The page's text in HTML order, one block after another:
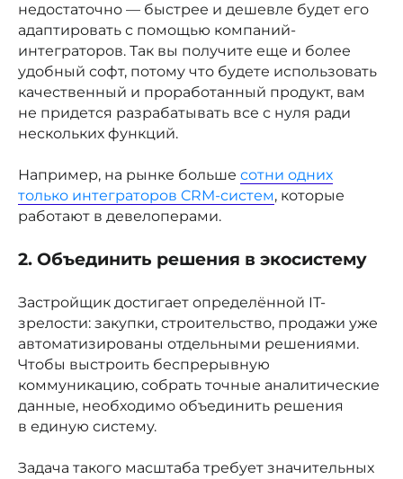
недостаточно — быстрее и дешевле будет его
адаптировать с помощью компаний-
интеграторов. Так вы получите еще и более
удобный софт, потому что будете использовать
качественный и проработанный продукт, вам
не придется разрабатывать все с нуля ради
нескольких функций.
Например, на рынке больше сотни одних
только интеграторов CRM-систем, которые
работают в девелоперами.
2. Объединить решения в экосистему
Застройщик достигает определённой IT-
зрелости: закупки, строительство, продажи уже
автоматизированы отдельными решениями.
Чтобы выстроить беспрерывную
коммуникацию, собрать точные аналитические
данные, необходимо объединить решения
в единую систему.
Задача такого масштаба требует значительных